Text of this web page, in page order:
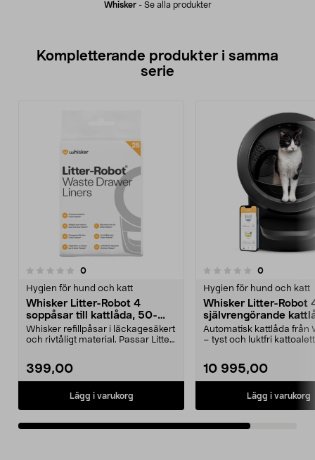
Whisker- Se alla produkter
Kompletterande produkter i samma
serie
0recensioner
Hygien för hund och katt
Whisker Litter-Robot 4
soppåsar till kattlåda, 50-
pack
Whisker refillpåsar i läckagesäkert
och rivtåligt material. Passar Litter-
399,00
Lägg i varukorg
0.0 av 5 stjärnor 0recensioner
Hygien för hund och katt
Whisker Litter-Robot
självrengörande
Automatisk kattlåda från
– tyst och luktfri
10 995,00
Lägg i varukorg